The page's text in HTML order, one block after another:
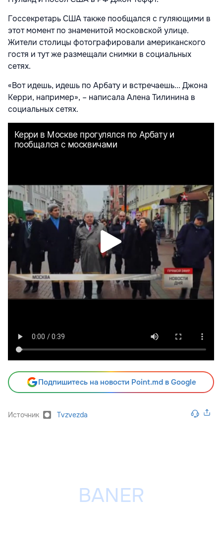
Госсекретарь США также пообщался с гуляющими в
этот момент по знаменитой московской улице.
Жители столицы фотографировали американского
гостя и тут же размещали снимки в социальных
сетях.
«Вот идешь, идешь по Арбату и встречаешь... Джона
Керри, например», – написала Алена Тилинина в
социальных сетях.
Подпишитесь на новости Point.md в Google
Источник Tvzvezda